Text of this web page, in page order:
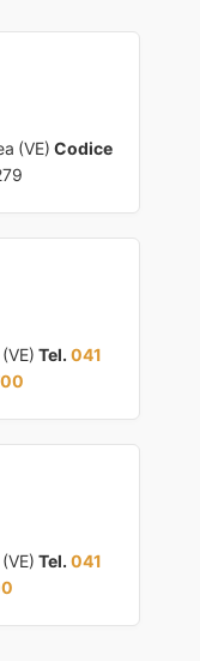
(VE) Codice
Tel. 041
Tel. 041